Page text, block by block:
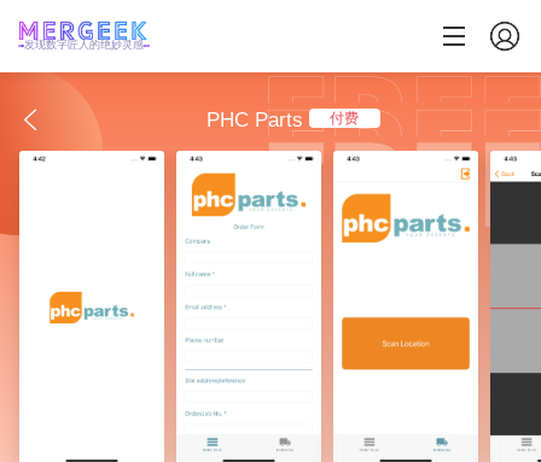
发现数字匠人的绝妙灵感
PHC Parts 付费